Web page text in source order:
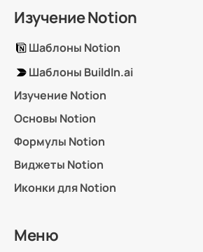
Изучение Notion
Шаблоны Notion
Шаблоны BuildIn.ai
Изучение Notion
Основы Notion
Формулы Notion
Виджеты Notion
Иконки для Notion
Меню